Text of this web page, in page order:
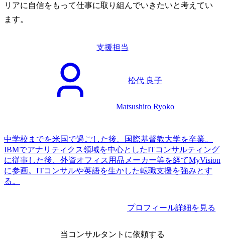
リアに自信をもって仕事に取り組んでいきたいと考えてい
ます。
支援担当
松代 良子
Matsushiro Ryoko
中学校までを米国で過ごした後、国際基督教大学を卒業。
IBMでアナリティクス領域を中心としたITコンサルティング
に従事した後、外資オフィス用品メーカー等を経てMyVision
に参画。ITコンサルや英語を生かした転職支援を強みとす
る。
プロフィール詳細を見る
当コンサルタントに依頼する